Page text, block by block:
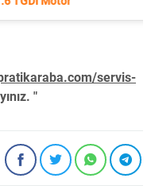
servis-
"